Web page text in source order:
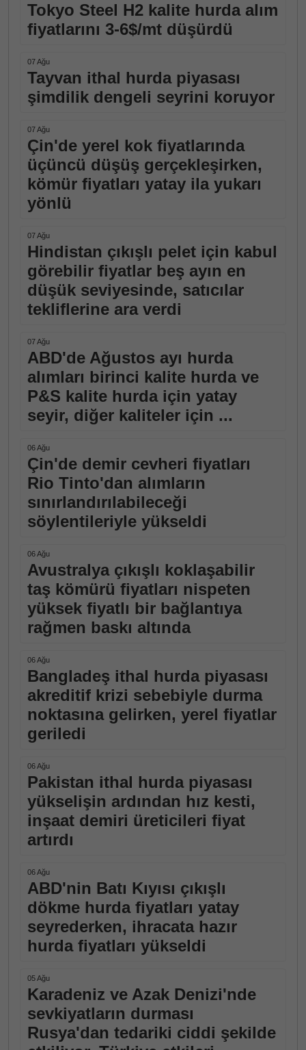
Tokyo Steel H2 kalite hurda alım
fiyatlarını 3-6$/mt düşürdü
07 Ağu
Tayvan ithal hurda piyasası
şimdilik dengeli seyrini koruyor
07 Ağu
Çin'de yerel kok fiyatlarında
üçüncü düşüş gerçekleşirken,
kömür fiyatları yatay ila yukarı
yönlü
07 Ağu
Hindistan çıkışlı pelet için kabul
görebilir fiyatlar beş ayın en
düşük seviyesinde, satıcılar
tekliflerine ara verdi
07 Ağu
ABD'de Ağustos ayı hurda
alımları birinci kalite hurda ve
P&S kalite hurda için yatay
seyir, diğer kaliteler için ...
06 Ağu
Çin'de demir cevheri fiyatları
Rio Tinto'dan alımların
sınırlandırılabileceği
söylentileriyle yükseldi
06 Ağu
Avustralya çıkışlı koklaşabilir
taş kömürü fiyatları nispeten
yüksek fiyatlı bir bağlantıya
rağmen baskı altında
06 Ağu
Bangladeş ithal hurda piyasası
akreditif krizi sebebiyle durma
noktasına gelirken, yerel fiyatlar
geriledi
06 Ağu
Pakistan ithal hurda piyasası
yükselişin ardından hız kesti,
inşaat demiri üreticileri fiyat
artırdı
06 Ağu
ABD'nin Batı Kıyısı çıkışlı
dökme hurda fiyatları yatay
seyrederken, ihracata hazır
hurda fiyatları yükseldi
05 Ağu
Karadeniz ve Azak Denizi'nde
sevkiyatların durması
Rusya'dan tedariki ciddi şekilde